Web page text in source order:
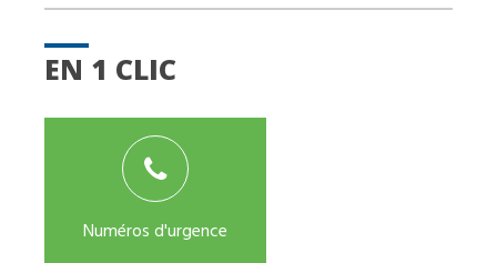
EN 1 CLIC
Numéros d'urgence